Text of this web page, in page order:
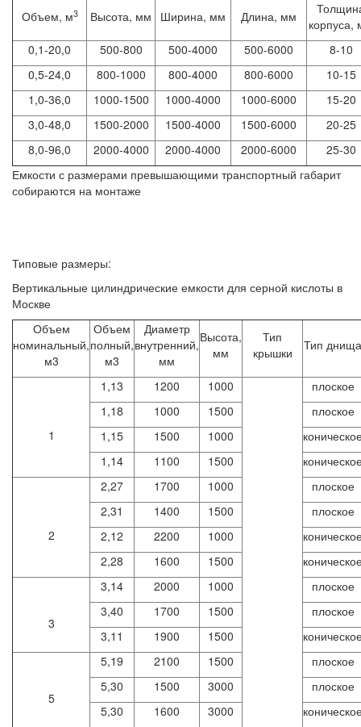
Объем, м3 Высота, мм Ширина, мм Длина, мм
корпуса,
0,1-20,0
500-800 500-4000 500-6000
8-10
0,5-24,0
800-1000 800-4000 800-6000
10-15
1,0-36,0
1000-1500 1000-4000 1000-6000
15-20
3,0-48,0
1500-2000 1500-4000 1500-6000
20-25
8,0-96,0
2000-4000 2000-4000 2000-6000
25-30
Емкости с размерами превышающими транспортный габарит
собираются на монтаже
Типовые размеры:
Вертикальные цилиндрические емкости для серной кислоты в
Москве
Объем
номинальный,
м3
Объем
полный,
м3
Диаметр
внутренний,
мм
Высота,
мм
Тип
крышки
Тип днища
1
1,13 1200 1000
плоское
1,18
1000 1500
плоское
1,15
1500 1000
1,14
1100 1500
2
2,27 1700 1000
плоское
2,31
1400 1500
плоское
2,12
2200 1000
2,28
1600 1500
3
3,14 2000 1000
плоское
3,40
1700 1500
плоское
3,11
1900 1500
5
5,19 2100 1500
плоское
5,30
1500 3000
плоское
5,30
1600 3000